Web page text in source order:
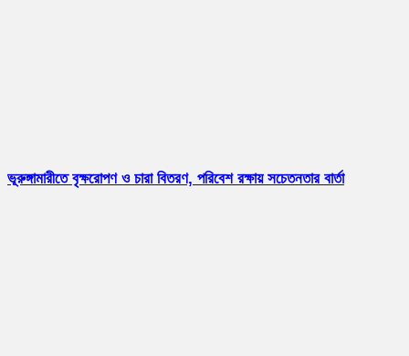
ভূরুঙ্গামারীতে বৃক্ষরোপণ ও চারা বিতরণ, পরিবেশ রক্ষায় সচেতনতার বার্তা